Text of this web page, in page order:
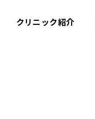
クリニック紹介